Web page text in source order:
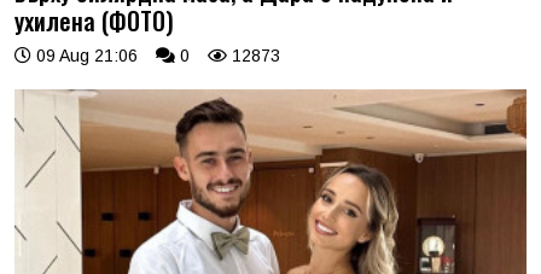
ухилена (ФОТО)
09 Aug 21:06 0 12873